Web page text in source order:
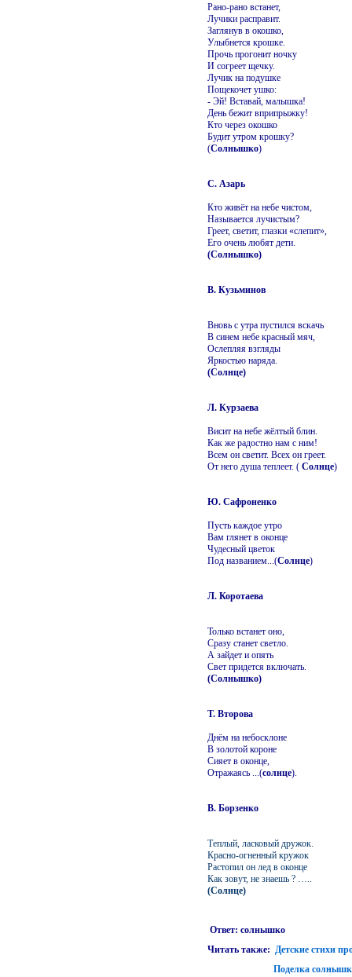
Рано-рано встанет,
Лучики расправит.
Заглянув в окошко,
Улыбнется крошке.
Прочь прогонит ночку
И согреет щечку.
Лучик на подушке
Пощекочет ушко:
- Эй! Вставай, малышка!
День бежит вприпрыжку!
Кто через окошко
Будит утром крошку?
(Солнышко)
С. Азарь
Кто живёт на небе чистом,
Называется лучистым?
Греет, светит, глазки «слепит»,
Его очень любят дети.
(Солнышко)
В. Кузьминов
Вновь с утра пустился вскачь
В синем небе красный мяч,
Ослепляя взгляды
Яркостью наряда.
(Солнце)
Л. Курзаева
Висит на небе жёлтый блин.
Как же радостно нам с ним!
Всем он светит. Всех он греет.
От него душа теплеет. ( Солнце)
Ю. Сафроненко
Пусть каждое утро
Вам глянет в оконце
Чудесный цветок
Под названием...(Солнце)
Л. Коротаева
Только встанет оно,
Сразу станет светло.
А зайдет и опять
Свет придется включать.
(Солнышко)
Т. Второва
Днём на небосклоне
В золотой короне
Сияет в оконце,
Отражаясь ...(солнце).
В. Борзенко
Теплый, ласковый дружок.
Красно-огненный кружок
Растопил он лед в оконце
Как зовут, не знаешь ? …..
(Солнце)
Ответ: солнышко
Читать также: Детские стихи
Поделка